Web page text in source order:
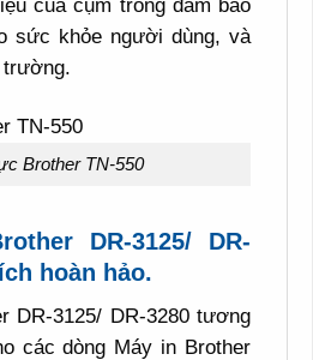
của cụm trống đảm bảo
sức khỏe người dùng, và
trường.
Brother TN-550
DR-3125/ DR-
hoàn hảo.
DR-3125/ DR-3280 tương
các dòng Máy in Brother